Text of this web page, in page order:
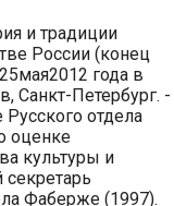
и традиции
России (конец
года в
Санкт-Петербург. -
отдела
оценке
культуры и
Фаберже (1997).